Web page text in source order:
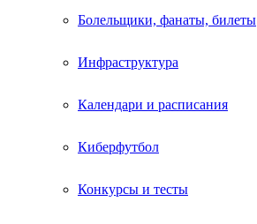
Болельщики, фанаты, билеты
Инфраструктура
Календари и расписания
Киберфутбол
Конкурсы и тесты